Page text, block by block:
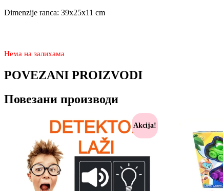
Dimenzije ranca: 39x25x11 cm
Нема на залихама
POVEZANI PROIZVODI
Повезани производи
Akcija!